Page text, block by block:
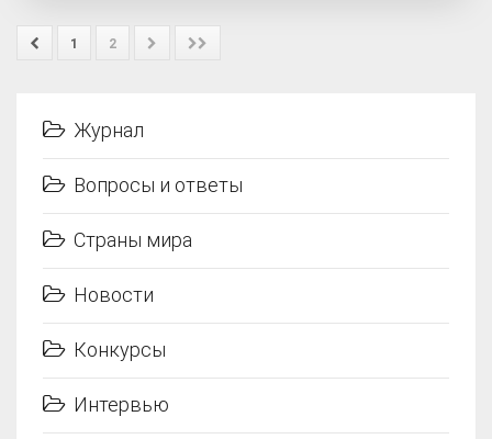
1 2
Журнал
Вопросы и ответы
Страны мира
Новости
Конкурсы
Интервью